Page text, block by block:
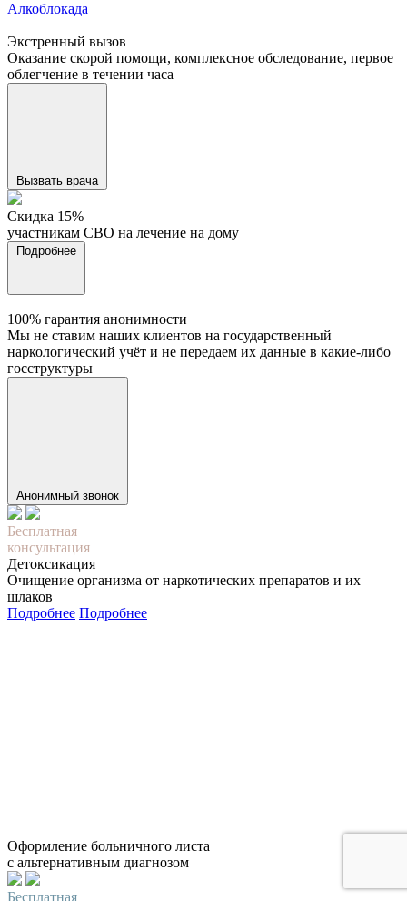
Алкоблокада
Экстренный вызов
Оказание скорой помощи, комплексное обследование, первое
облегчение в течении часа
Вызвать врача
Cкидка 15%
участникам СВО на лечение на дому
Подробнее
100% гарантия анонимности
Мы не ставим наших клиентов на государственный
наркологический учёт и не передаем их данные в какие-либо
госструктуры
Анонимный звонок
Бесплатная
консультация
Детоксикация
Очищение организма от наркотических препаратов и их
шлаков
Подробнее Подробнее
Оформление больничного листа
с альтернативным диагнозом
Бесплатная